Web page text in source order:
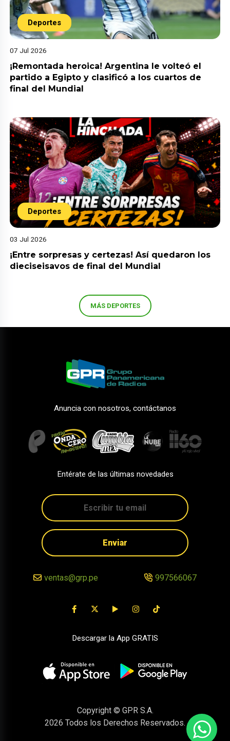
Deportes
07 Jul 2026
¡Remontada heroica! Argentina le volteó el
partido a Egipto y clasificó a los cuartos de
final del Mundial
Deportes
03 Jul 2026
¡Entre sorpresas y certezas! Así quedaron los
dieciseisavos de final del Mundial
MÁS DEPORTES
Anuncia con nosotros, contáctanos
Entérate de las últimas novedades
Enviar
ventas@grp.pe 997566067
Descargar la App GRATIS
Copyright © GPR S.A.
2026 Todos los Derechos Reservados.